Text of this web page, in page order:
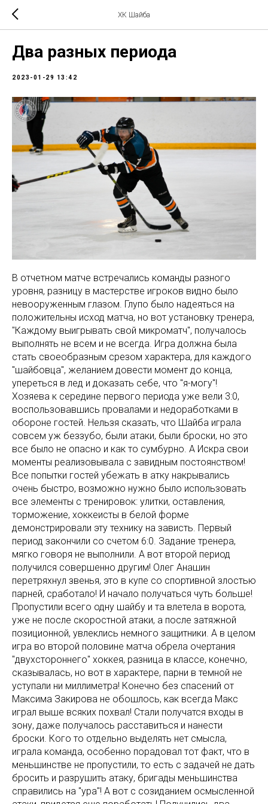
ХК Шайба
Два разных периода
2023-01-29 13:42
В отчетном матче встречались команды разного
уровня, разницу в мастерстве игроков видно было
невооруженным глазом. Глупо было надеяться на
положительны исход матча, но вот установку тренера,
"Каждому выигрывать свой микроматч", получалось
выполнять не всем и не всегда. Игра должна была
стать своеобразным срезом характера, для каждого
"шайбовца", желанием довести момент до конца,
упереться в лед и доказать себе, что "я-могу"!
Хозяева к середине первого периода уже вели 3:0,
воспользовавшись провалами и недоработками в
обороне гостей. Нельзя сказать, что Шайба играла
совсем уж беззубо, были атаки, были броски, но это
все было не опасно и как то сумбурно. А Искра свои
моменты реализовывала с завидным постоянством!
Все попытки гостей убежать в атку накрывались
очень быстро, возможно нужно было использовать
все элементы с тренировок: улитки, оставления,
торможение, хоккеисты в белой форме
демонстрировали эту технику на зависть. Первый
период закончили со счетом 6:0. Задание тренера,
мягко говоря не выполнили. А вот второй период
получился совершенно другим! Олег Анашин
перетряхнул звенья, это в купе со спортивной злостью
парней, сработало! И начало получаться чуть больше!
Пропустили всего одну шайбу и та влетела в ворота,
уже не после скоростной атаки, а после затяжной
позиционной, увлеклись немного защитники. А в целом
игра во второй половине матча обрела очертания
"двухстороннего" хоккея, разница в классе, конечно,
сказывалась, но вот в характере, парни в темной не
уступали ни миллиметра! Конечно без спасений от
Максима Закирова не обошлось, как всегда Макс
играл выше всяких похвал! Стали получатся входы в
зону, даже получалось расставиться и нанести
броски. Кого то отдельно выделять нет смысла,
играла команда, особенно порадовал тот факт, что в
меньшинстве не пропустили, то есть с задачей не дать
бросить и разрушить атаку, бригады меньшинства
справились на "ура"! А вот с созиданием осмысленной